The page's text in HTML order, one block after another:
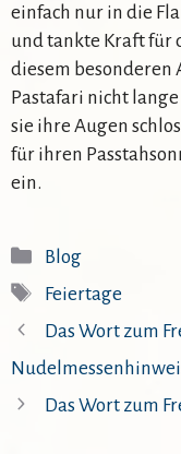
einfach nur in die
und tankte Kraft für
diesem besonderen
Pastafari nicht
sie ihre Augen
für ihren
ein.
Kategorien
Blog
Schlagwörter
Feiertage
Das Wort zum
Das Wort zum